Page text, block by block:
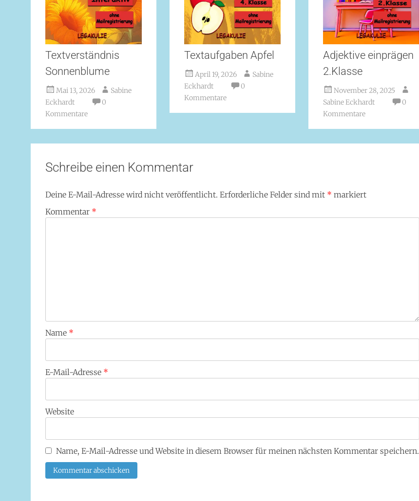
Textverständnis
Sonnenblume
Mai 13, 2026
Sabine
Eckhardt
0
Kommentare
Textaufgaben Apfel
April 19, 2026
Sabine
Eckhardt
0
Kommentare
Adjektive einprägen
2.Klasse
November 28, 2025
Sabine Eckhardt
0
Kommentare
Schreibe einen Kommentar
Deine E-Mail-Adresse wird nicht veröffentlicht. Erforderliche Felder sind mit * markiert
Kommentar *
Name *
E-Mail-Adresse *
Website
Name, E-Mail-Adresse und Website in diesem Browser für meinen nächsten Kommentar speichern.